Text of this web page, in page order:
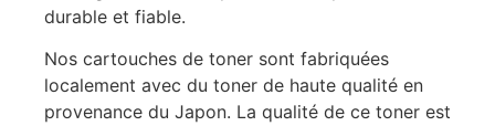
durable et fiable.
Nos cartouches de toner sont fabriquées
localement avec du toner de haute qualité en
provenance du Japon. La qualité de ce toner est